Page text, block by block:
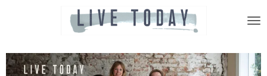
de
hoofdinhoud